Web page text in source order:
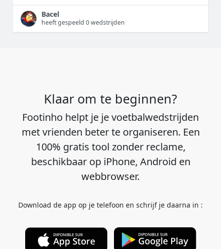
Bacel
heeft gespeeld 0 wedstrijden
Klaar om te beginnen?
Footinho helpt je je voetbalwedstrijden
met vrienden beter te organiseren. Een
100% gratis tool zonder reclame,
beschikbaar op iPhone, Android en
webbrowser.
Download de app op je telefoon en schrijf je daarna in :